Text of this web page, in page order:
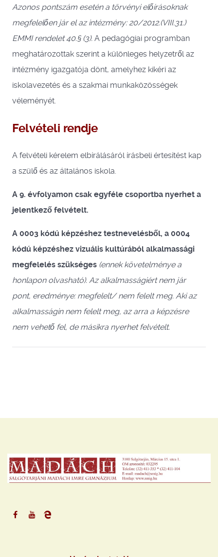
Azonos pontszám esetén a törvényi előírásoknak
megfelelően jár el az intézmény: 20/2012.(VIII.31.)
EMMI rendelet 40.§ (3). A pedagógiai programban
meghatározottak szerint a különleges helyzetről az
intézmény igazgatója dönt, amelyhez kikéri az
iskolavezetés és a szakmai munkaközösségek
véleményét.
Felvételi rendje
A felvételi kérelem elbírálásáról írásbeli értesítést kap
a szülő és az általános iskola.
A 9. évfolyamon csak egyféle csoportba nyerhet a
jelentkező felvételt.
A 0003 kódú képzéshez testnevelésből, a 0004
kódú képzéshez vizuális kultúrából alkalmassági
megfelelés szükséges (ennek követelménye a
honlapon olvasható). Az alkalmasságiért nem jár
pont, eredménye: megfelelt/ nem felelt meg. Aki az
alkalmasságin nem felelt meg, az arra a képzésre
nem vehető fel, de másikra nyerhet felvételt.